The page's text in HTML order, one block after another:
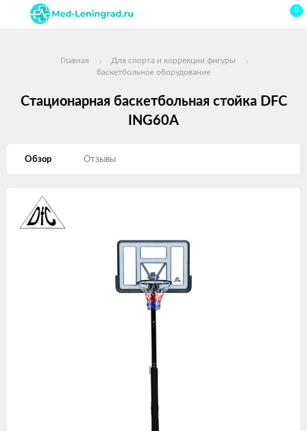
0
Главная
Для спорта и коррекции фигуры
Баскетбольное оборудование
Стационарная баскетбольная стойка DFC
ING60A
Обзор Отзывы
Изображения